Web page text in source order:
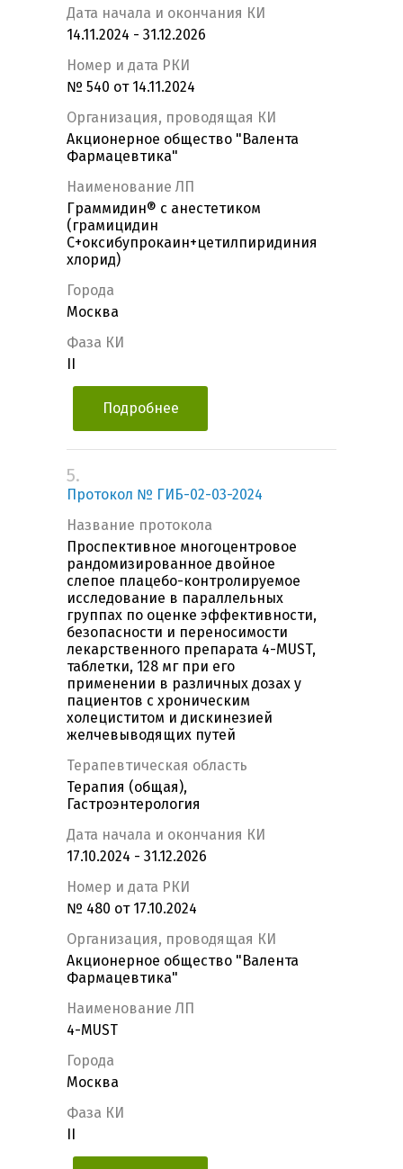
Дата начала и окончания КИ
14.11.2024 - 31.12.2026
Номер и дата РКИ
№ 540 от 14.11.2024
Организация, проводящая КИ
Акционерное общество "Валента
Фармацевтика"
Наименование ЛП
Граммидин® с анестетиком
(грамицидин
С+оксибупрокаин+цетилпиридиния
хлорид)
Города
Москва
Фаза КИ
Подробнее
5.
Протокол № ГИБ-02-03-2024
Название протокола
Проспективное многоцентровое
рандомизированное двойное
слепое плацебо-контролируемое
исследование в параллельных
группах по оценке эффективности,
безопасности и переносимости
лекарственного препарата 4-MUST,
таблетки, 128 мг при его
применении в различных дозах у
пациентов с хроническим
холециститом и дискинезией
желчевыводящих путей
Терапевтическая область
Терапия (общая),
Гастроэнтерология
Дата начала и окончания КИ
17.10.2024 - 31.12.2026
Номер и дата РКИ
№ 480 от 17.10.2024
Организация, проводящая КИ
Акционерное общество "Валента
Фармацевтика"
Наименование ЛП
4-MUST
Города
Москва
Фаза КИ